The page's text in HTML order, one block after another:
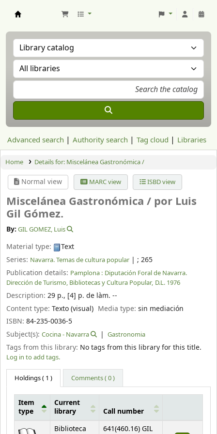
Advanced search Authority search Tag cloud Libraries
Home Details for: Miscelánea Gastronómica /
Normal view MARC view ISBD view
Miscelánea Gastronómica / por Luis
Gil Gómez.
By: GIL GOMEZ, Luis
Material type:
Text
Series: Navarra. Temas de cultura popular | ; 265
Publication details: Pamplona : Diputación Foral de Navarra.
Dirección de Turismo, Bibliotecas y Cultura Popular, D.L. 1976
Description: 29 p., [4] p. de làm. --
Content type: Texto (visual) Media type:sin mediación
ISBN: 84-235-0036-5
Subject(s): Cocina - Navarra Gastronomia
Tags from this library: No tags from this library for this title.
Log in to add tags.
Holdings( 1 ) Comments ( 0 )
Item
type
Current
library
Call number
Biblioteca
641(460.16) GIL